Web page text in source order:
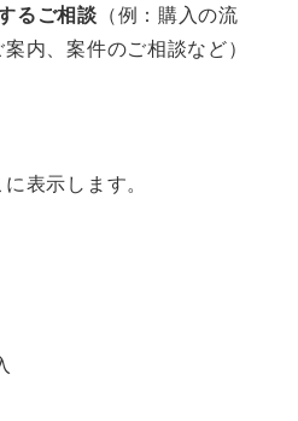
るご相談 （例：購入の流
内、案件のご相談など）
表示します。